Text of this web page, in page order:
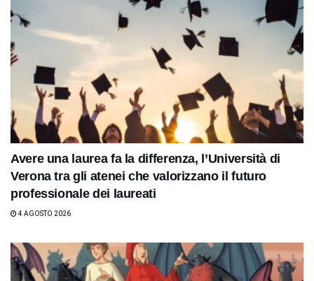
Avere una laurea fa la differenza, l’Università di
Verona tra gli atenei che valorizzano il futuro
professionale dei laureati
4 AGOSTO 2026